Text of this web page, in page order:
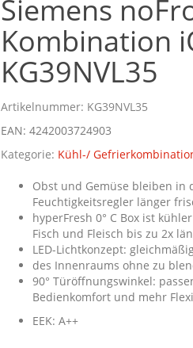
Siemens
Kombination
KG39NVL35
Artikelnummer: KG39NVL35
EAN: 4242003724903
Kategorie: Kühl-/
Obst und Gemüse bleiben in
Feuchtigkeitsregler länger
hyperFresh 0° C Box ist
Fisch und Fleisch bis zu 2x
LED-Lichtkonzept:
des Innenraums ohne zu
90° Türöffnungswinkel:
Bedienkomfort und mehr
EEK: A++